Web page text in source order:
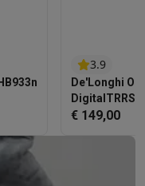
3.9
De'Longhi
€ 149,00